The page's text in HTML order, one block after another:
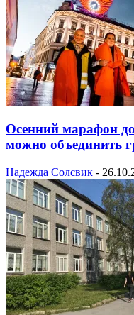
Осенний марафон
можно объединить
Надежда Солсвик -